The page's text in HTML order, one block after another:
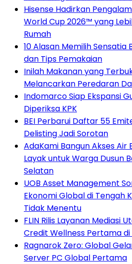
Hisense Hadirkan
World Cup 2026™ yang
Rumah
10 Alasan Memilih
dan Tips Pemakaian
Inilah Makanan yang
Melancarkan Peredaran
Indomarco Siap Ekspansi
Diperiksa KPK
BEI Perbarui Daftar 55
Delisting Jadi Sorotan
AdaKami Bangun Akses Air
Layak untuk Warga Dusun
Selatan
UOB Asset Management
Ekonomi Global di Tengah
Tidak Menentu
FLIN Rilis Layanan Mediasi
Credit Wellness Pertama di
Ragnarok Zero: Global
Server PC Global Pertama